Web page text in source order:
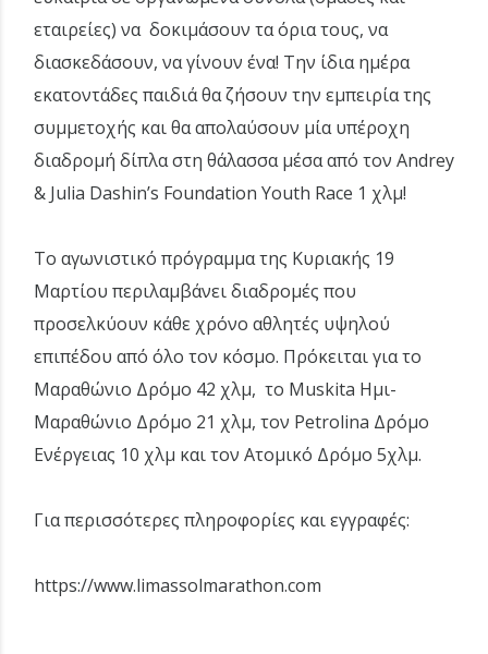
εταιρείες) να δοκιμάσουν τα όρια τους, να
διασκεδάσουν, να γίνουν ένα! Την ίδια ημέρα
εκατοντάδες παιδιά θα ζήσουν την εμπειρία της
συμμετοχής και θα απολαύσουν μία υπέροχη
διαδρομή δίπλα στη θάλασσα μέσα από τον Andrey
& Julia Dashin’s Foundation Youth Race 1 χλμ!
Το αγωνιστικό πρόγραμμα της Κυριακής 19
Μαρτίου περιλαμβάνει διαδρομές που
προσελκύουν κάθε χρόνο αθλητές υψηλού
επιπέδου από όλο τον κόσμο. Πρόκειται για το
Μαραθώνιο Δρόμο 42 χλμ, το Muskita Ημι-
Μαραθώνιο Δρόμο 21 χλμ, τον Petrolina Δρόμο
Ενέργειας 10 χλμ και τον Ατομικό Δρόμο 5χλμ.
Για περισσότερες πληροφορίες και εγγραφές:
https://www.limassolmarathon.com